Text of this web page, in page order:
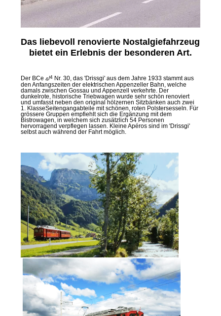
Das liebevoll renovierte Nostalgiefahrzeug
bietet ein Erlebnis der besonderen Art.
Der BCe4/4 Nr. 30, das 'Drissgi' aus dem Jahre 1933 stammt aus
den Anfangszeiten der elektrischen Appenzeller Bahn, welche
damals zwischen Gossau und Appenzell verkehrte. Der
dunkelrote, historische Triebwagen wurde sehr schön renoviert
und umfasst neben den original hölzernen Sitzbänken auch zwei
1. KlasseSeitengangabteile mit schönen, roten Polstersesseln. Für
grössere Gruppen empfiehlt sich die Ergänzung mit dem
Bistrowagen, in welchem sich zusätzlich 54 Personen
hervorragend verpflegen lassen. Kleine Apéros sind im 'Drissgi'
selbst auch während der Fahrt möglich.